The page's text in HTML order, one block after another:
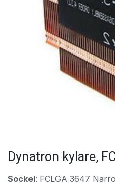
Dynatron kylare,
Sockel: FCLGA 3647